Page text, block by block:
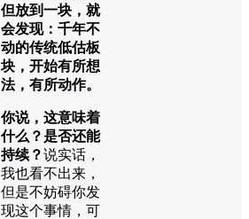
但放到一块，就
会发现：千年不
动的传统低估板
块，开始有所想
法，有所动作。
你说，这意味着
什么？是否还能
持续？说实话，
我也看不出来，
但是不妨碍你发
现这个事情，可